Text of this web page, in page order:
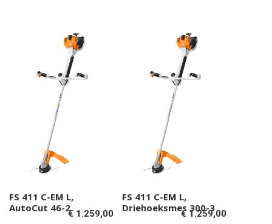
Toevoegen aan
winkelwagen
FS 411 C-EM L,
AutoCut 46-2€ 1.259,00
Toevoegen aan
winkelwagen
FS 411 C-EM L,
Driehoeksmes 300-3
€ 1.259,00